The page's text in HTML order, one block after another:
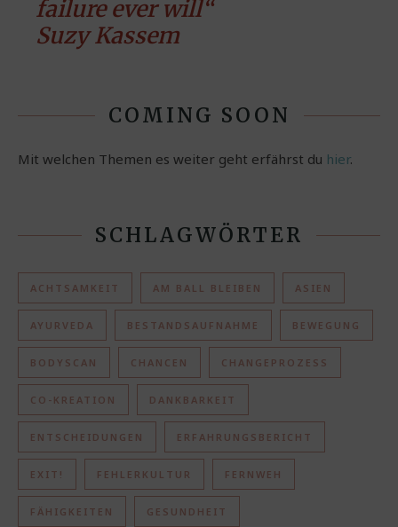
failure ever will“
Suzy Kassem
COMING SOON
Mit welchen Themen es weiter geht erfährst du hier.
SCHLAGWÖRTER
ACHTSAMKEIT AM BALL BLEIBEN ASIEN
AYURVEDA BESTANDSAUFNAHME BEWEGUNG
BODYSCAN CHANCEN CHANGEPROZESS
CO-KREATION DANKBARKEIT
ENTSCHEIDUNGEN ERFAHRUNGSBERICHT
EXIT! FEHLERKULTUR FERNWEH
FÄHIGKEITEN GESUNDHEIT